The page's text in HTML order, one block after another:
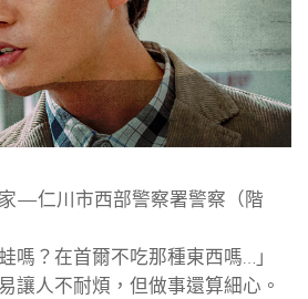
家—仁川市西部警察署警察（階
嗎？在首爾不吃那種東西嗎…」
讓人不耐煩，但做事還算細心。